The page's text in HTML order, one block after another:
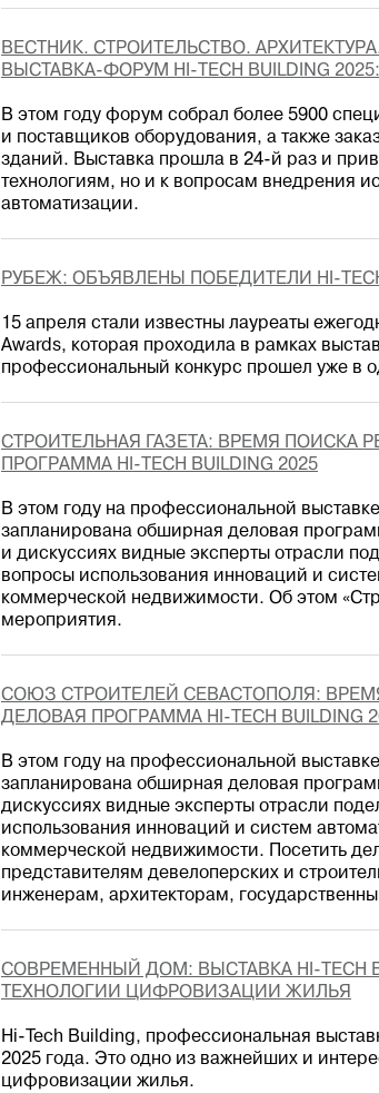
ВЕСТНИК. СТРОИТЕЛЬСТВО.
ВЫСТАВКА-ФОРУМ HI-TECH BUILDING
В этом году форум собрал более 5900
и поставщиков оборудования, а также
зданий. Выставка прошла в 24-й раз и
технологиям, но и к вопросам внедрения
автоматизации.
РУБЕЖ: ОБЪЯВЛЕНЫ ПОБЕДИТЕЛИ HI-TECH
15 апреля стали известны лауреаты
Awards, которая проходила в рамках
профессиональный конкурс прошел уже в
СТРОИТЕЛЬНАЯ ГАЗЕТА: ВРЕМЯ ПОИСКА
ПРОГРАММА HI-TECH BUILDING 2025
В этом году на профессиональной
запланирована обширная деловая
и дискуссиях видные эксперты отрасли
вопросы использования инноваций и
коммерческой недвижимости. Об этом
мероприятия.
СОЮЗ СТРОИТЕЛЕЙ СЕВАСТОПОЛЯ:
ДЕЛОВАЯ ПРОГРАММА HI-TECH BUILDING
В этом году на профессиональной
запланирована обширная деловая
дискуссиях видные эксперты отрасли
использования инноваций и систем
коммерческой недвижимости. Посетить
представителям девелоперских и
инженерам, архитекторам,
СОВРЕМЕННЫЙ ДОМ: ВЫСТАВКА HI-TECH
ТЕХНОЛОГИИ ЦИФРОВИЗАЦИИ ЖИЛЬЯ
Hi-Tech Building, профессиональная
2025 года. Это одно из важнейших и
цифровизации жилья.